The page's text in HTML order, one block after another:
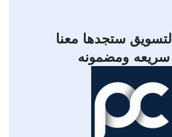
ستجدها معنا
سريعه ومضمونه